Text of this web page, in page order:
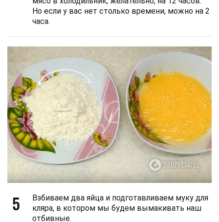
Но если у вас нет столько времени, можно на 2
часа.
5
Взбиваем два яйца и подготавливаем муку для
кляра, в котором мы будем вымакивать наш
отбивные.